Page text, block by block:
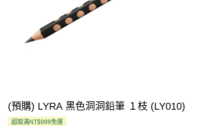
(預購) LYRA 黑色洞洞鉛筆 １枝 (LY010)
超取滿NT$999免運